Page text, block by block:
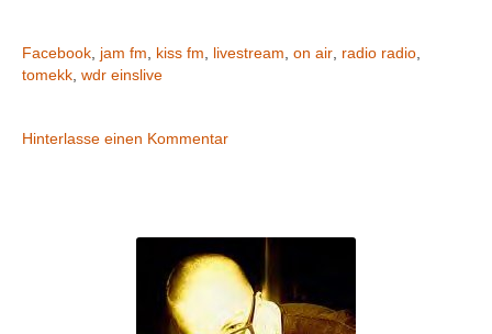
Facebook, jam fm kiss fm livestream on air, radio radio,
tomekk, wdr einslive
Hinterlasse einen Kommentar